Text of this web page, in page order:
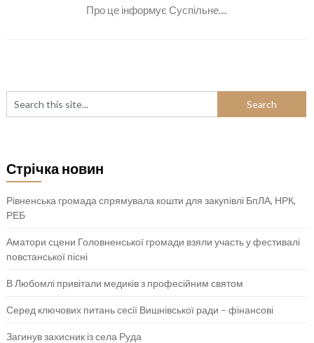
Про це інформує Суспільне....
Стрічка новин
Рівненська громада спрямувала кошти для закупівлі БпЛА, НРК,
РЕБ
Аматори сцени Головненської громади взяли участь у фестивалі
повстанської пісні
В Любомлі привітали медиків з професійним святом
Серед ключових питань сесії Вишнівської ради – фінансові
Загинув захисник із села Руда